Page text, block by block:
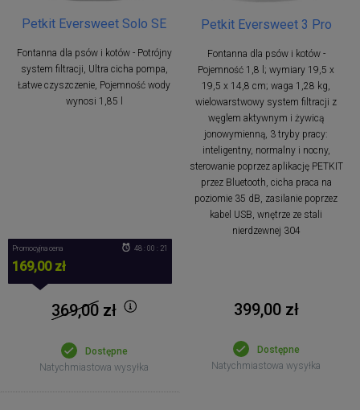
Petkit Eversweet Solo SE
Fontanna dla psów i kotów - Potrójny
system filtracji, Ultra cicha pompa,
Łatwe czyszczenie, Pojemność wody
wynosi 1,85 l
Promocyjna cena
169,00 zł
48 : 00 : 21
369,00zł
Dostępne
Natychmiastowa wysyłka
Petkit Eversweet 3 Pro
Fontanna dla psów i kotów -
Pojemność 1,8 l; wymiary 19,5 x
19,5 x 14,8 cm; waga 1,28 kg,
wielowarstwowy system filtracji z
węglem aktywnym i żywicą
jonowymienną, 3 tryby pracy:
inteligentny, normalny i nocny,
sterowanie poprzez aplikację PETKIT
przez Bluetooth, cicha praca na
poziomie 35 dB, zasilanie poprzez
kabel USB, wnętrze ze stali
nierdzewnej 304
399,00 zł
Dostępne
Natychmiastowa wysyłka